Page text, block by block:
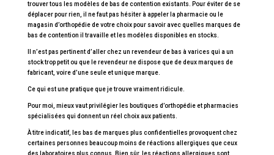
trouver tous les modèles de bas de contention existants. Pour éviter de se
déplacer pour rien, il ne faut pas hésiter à appeler la pharmacie ou le
magasin d’orthopédie de votre choix pour savoir avec quelles marques de
bas de contention il travaille et les modèles disponibles en stocks.
Il n’est pas pertinent d’aller chez un revendeur de bas à varices qui a un
stock trop petit ou que le revendeur ne dispose que de deux marques de
fabricant, voire d’une seule et unique marque.
Ce qui est une pratique que je trouve vraiment ridicule.
Pour moi, mieux vaut privilégier les boutiques d’orthopédie et pharmacies
spécialisées qui donnent un réel choix aux patients.
À titre indicatif, les bas de marques plus confidentielles provoquent chez
certaines personnes beaucoup moins de réactions allergiques que ceux
des laboratoires plus connus. Bien sûr, les réactions allergiques sont